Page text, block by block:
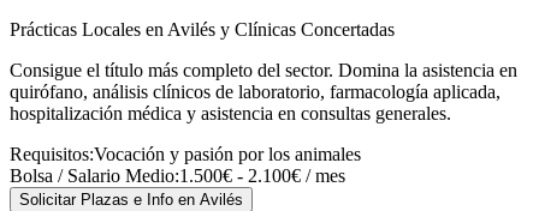
Prácticas Locales en Avilés y Clínicas Concertadas
Consigue el título más completo del sector. Domina la asistencia en
quirófano, análisis clínicos de laboratorio, farmacología aplicada,
hospitalización médica y asistencia en consultas generales.
Requisitos:Vocación y pasión por los animales
Bolsa / Salario Medio:1.500€ - 2.100€ / mes
Solicitar Plazas e Info en Avilés